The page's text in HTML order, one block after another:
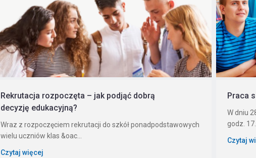
Rekrutacja rozpoczęta – jak podjąć dobrą
decyzję edukacyjną?
Wraz z rozpoczęciem rekrutacji do szkół ponadpodstawowych
wielu uczniów klas &oac...
Czytaj więcej
Praca
W dniu
godz.
Czytaj